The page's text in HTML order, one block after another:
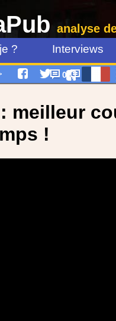
analyse
? Interviews
0
meilleur
!